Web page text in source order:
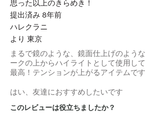
思った以上のきらめき！
提出済み 8年前
ハレクラニ
より 東京
まるで鏡のような、鏡面仕上げのよう
ークの上からハイライトとして使用し
最高！テンションが上がるアイテムで
はい、友達におすすめしたいです
このレビューは役立ちましたか？